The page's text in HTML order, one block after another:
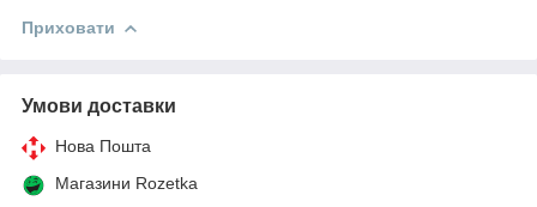
Приховати
Умови доставки
Нова Пошта
Магазини Rozetka